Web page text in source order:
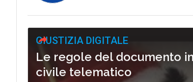
GIUSTIZIA DIGITALE
Le regole del documento
civile telematico